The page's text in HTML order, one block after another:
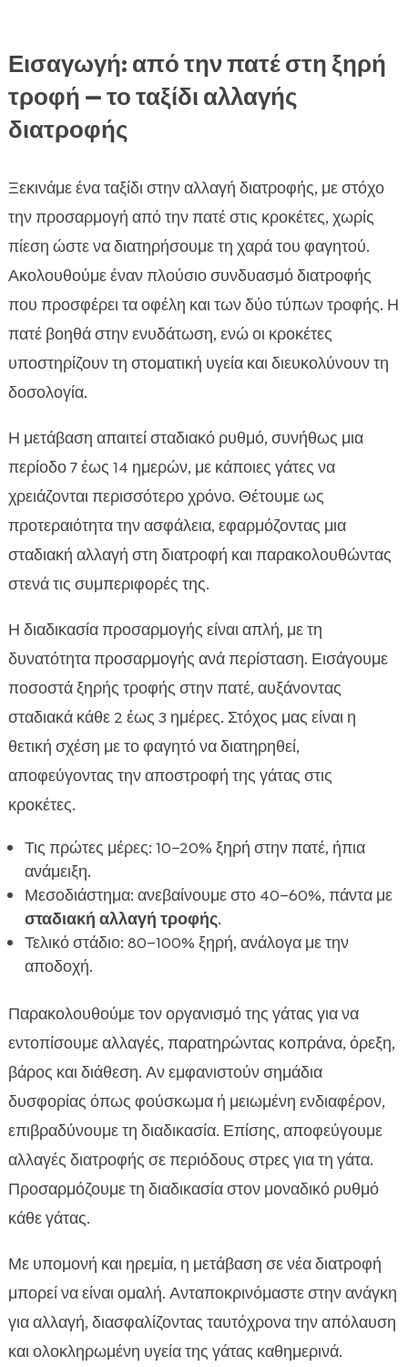
Εισαγωγή: από την πατέ στη ξηρή
τροφή — το ταξίδι αλλαγής
διατροφής
Ξεκινάμε ένα ταξίδι στην αλλαγή διατροφής, με στόχο
την προσαρμογή από την πατέ στις κροκέτες, χωρίς
πίεση ώστε να διατηρήσουμε τη χαρά του φαγητού.
Ακολουθούμε έναν πλούσιο συνδυασμό διατροφής
που προσφέρει τα οφέλη και των δύο τύπων τροφής. Η
πατέ βοηθά στην ενυδάτωση, ενώ οι κροκέτες
υποστηρίζουν τη στοματική υγεία και διευκολύνουν τη
δοσολογία.
Η μετάβαση απαιτεί σταδιακό ρυθμό, συνήθως μια
περίοδο 7 έως 14 ημερών, με κάποιες γάτες να
χρειάζονται περισσότερο χρόνο. Θέτουμε ως
προτεραιότητα την ασφάλεια, εφαρμόζοντας μια
σταδιακή αλλαγή στη διατροφή και παρακολουθώντας
στενά τις συμπεριφορές της.
Η διαδικασία προσαρμογής είναι απλή, με τη
δυνατότητα προσαρμογής ανά περίσταση. Εισάγουμε
ποσοστά ξηρής τροφής στην πατέ, αυξάνοντας
σταδιακά κάθε 2 έως 3 ημέρες. Στόχος μας είναι η
θετική σχέση με το φαγητό να διατηρηθεί,
αποφεύγοντας την αποστροφή της γάτας στις
κροκέτες.
Τις πρώτες μέρες: 10–20% ξηρή στην πατέ, ήπια
ανάμειξη.
Μεσοδιάστημα: ανεβαίνουμε στο 40–60%, πάντα με
σταδιακή αλλαγή τροφής.
Τελικό στάδιο: 80–100% ξηρή, ανάλογα με την
αποδοχή.
Παρακολουθούμε τον οργανισμό της γάτας για να
εντοπίσουμε αλλαγές, παρατηρώντας κοπράνα, όρεξη,
βάρος και διάθεση. Αν εμφανιστούν σημάδια
δυσφορίας όπως φούσκωμα ή μειωμένη ενδιαφέρον,
επιβραδύνουμε τη διαδικασία. Επίσης, αποφεύγουμε
αλλαγές διατροφής σε περιόδους στρες για τη γάτα.
Προσαρμόζουμε τη διαδικασία στον μοναδικό ρυθμό
κάθε γάτας.
Με υπομονή και ηρεμία, η μετάβαση σε νέα διατροφή
μπορεί να είναι ομαλή. Ανταποκρινόμαστε στην ανάγκη
για αλλαγή, διασφαλίζοντας ταυτόχρονα την απόλαυση
και ολοκληρωμένη υγεία της γάτας καθημερινά.